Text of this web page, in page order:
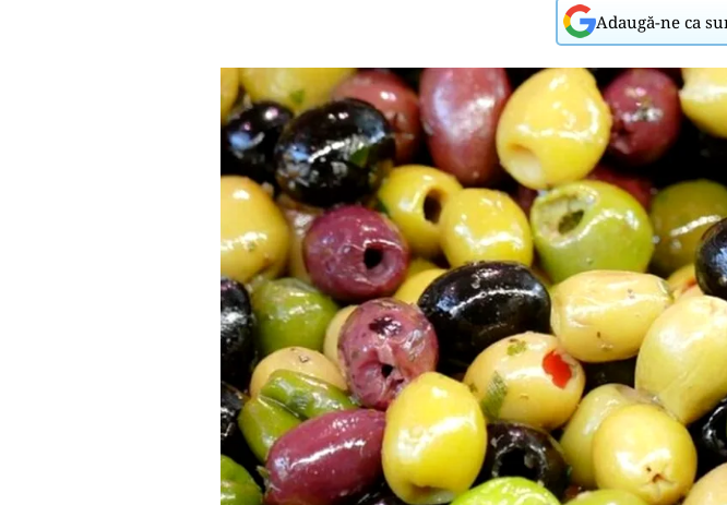
Adaugă-ne ca